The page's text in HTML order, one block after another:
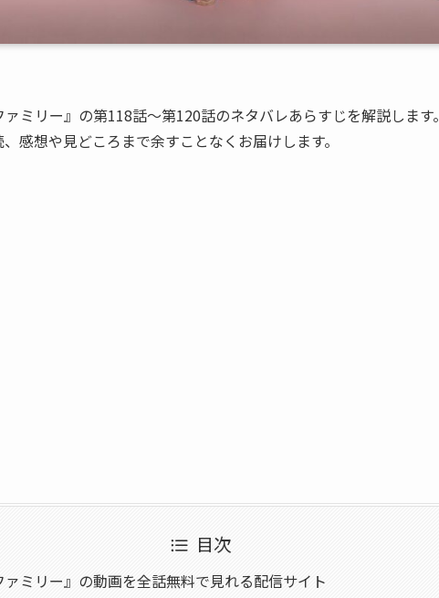
ミリー』の第118話〜第120話のネタバレあらすじを解説します。
感想や見どころまで余すことなくお届けします。
目次
ァミリー』の動画を全話無料で見れる配信サイト